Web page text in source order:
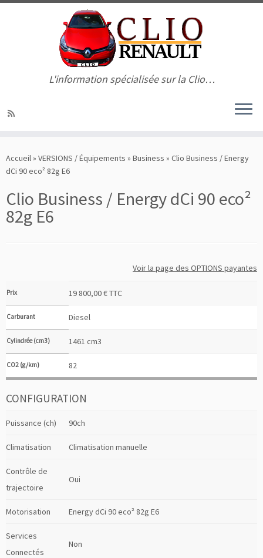
au
contenu
L'information spécialisée sur la Clio…
Accueil» VERSIONS / Équipements » Business » Clio Business / Energy
dCi 90 eco² 82g E6
Clio Business / Energy dCi 90 eco²
82g E6
Voir la page des OPTIONS payantes
Prix 19 800,00 € TTC
Carburant Diesel
Cylindrée (cm3) 1461 cm3
CO2 (g/km) 82
CONFIGURATION
Puissance (ch) 90ch
Climatisation Climatisation manuelle
Contrôle de
trajectoire
Oui
Motorisation Energy dCi 90 eco² 82g E6
Services
Connectés
Non